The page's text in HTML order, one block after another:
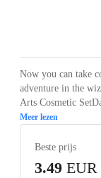
Now you can take
adventure in the
Arts Cosmetic
Meer lezen
Beste prijs
3.49 EUR